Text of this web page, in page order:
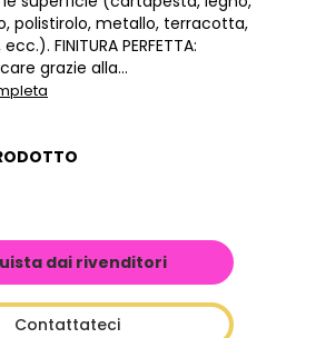
polistirolo, metallo, terracotta,
FINITURA PERFETTA:
grazie alla...
dai rivenditori
Contattateci